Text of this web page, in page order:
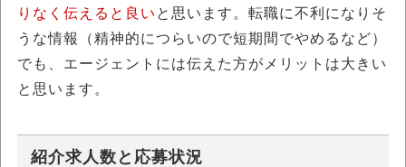
りなく伝えると良い と思います。転職に不利になりそ
うな情報（精神的につらいので短期間でやめるなど）
でも、エージェントには伝えた方がメリットは大きい
と思います。
紹介求人数と応募状況